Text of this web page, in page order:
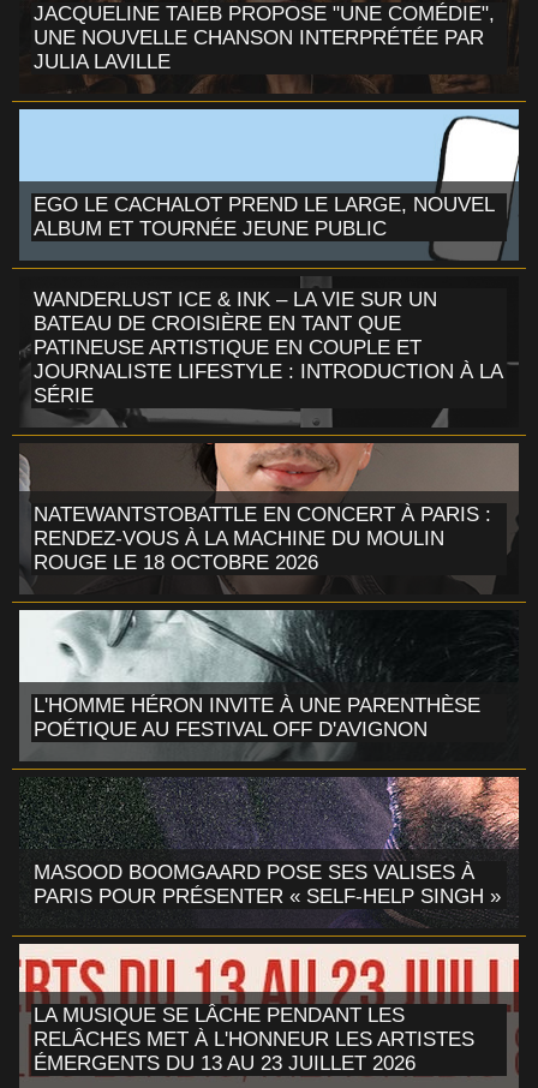
JACQUELINE TAIEB PROPOSE "UNE COMÉDIE",
UNE NOUVELLE CHANSON INTERPRÉTÉE PAR
JULIA LAVILLE
EGO LE CACHALOT PREND LE LARGE, NOUVEL
ALBUM ET TOURNÉE JEUNE PUBLIC
WANDERLUST ICE & INK – LA VIE SUR UN
BATEAU DE CROISIÈRE EN TANT QUE
PATINEUSE ARTISTIQUE EN COUPLE ET
JOURNALISTE LIFESTYLE : INTRODUCTION À LA
SÉRIE
NATEWANTSTOBATTLE EN CONCERT À PARIS :
RENDEZ-VOUS À LA MACHINE DU MOULIN
ROUGE LE 18 OCTOBRE 2026
L'HOMME HÉRON INVITE À UNE PARENTHÈSE
POÉTIQUE AU FESTIVAL OFF D'AVIGNON
MASOOD BOOMGAARD POSE SES VALISES À
PARIS POUR PRÉSENTER « SELF-HELP SINGH »
LA MUSIQUE SE LÂCHE PENDANT LES
RELÂCHES MET À L'HONNEUR LES ARTISTES
ÉMERGENTS DU 13 AU 23 JUILLET 2026